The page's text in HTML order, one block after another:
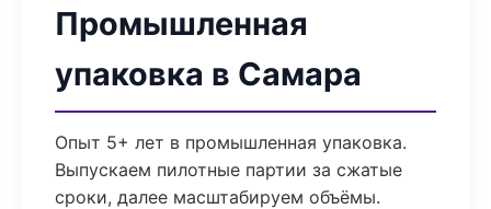
Промышленная
упаковка в Самара
Опыт 5+ лет в промышленная упаковка.
Выпускаем пилотные партии за сжатые
сроки, далее масштабируем объёмы.